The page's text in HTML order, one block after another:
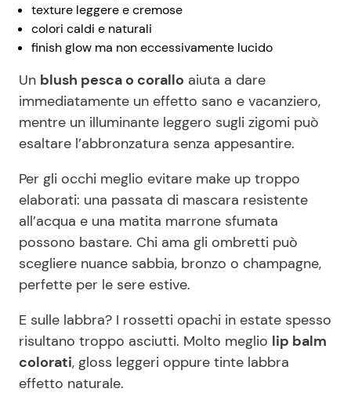
texture leggere e cremose
colori caldi e naturali
finish glow ma non eccessivamente lucido
Un blush pesca o corallo aiuta a dare
immediatamente un effetto sano e vacanziero,
mentre un illuminante leggero sugli zigomi può
esaltare l’abbronzatura senza appesantire.
Per gli occhi meglio evitare make up troppo
elaborati: una passata di mascara resistente
all’acqua e una matita marrone sfumata
possono bastare. Chi ama gli ombretti può
scegliere nuance sabbia, bronzo o champagne,
perfette per le sere estive.
E sulle labbra? I rossetti opachi in estate spesso
risultano troppo asciutti. Molto meglio lip balm
colorati, gloss leggeri oppure tinte labbra
effetto naturale.